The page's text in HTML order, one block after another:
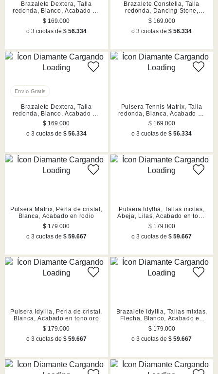
Brazalete Dextera, Talla
redonda, Blanco, Acabado en
tono oro
$ 169.000
o 3 cuotas de $ 56.334
Brazalete Constella, Talla
redonda, Dancing Stone,
Blanco, Acabado en rodio
$ 169.000
o 3 cuotas de$ 56.334
Brazalete Dextera, Talla
redonda, Blanco, Acabado en
rodio
$ 169.000
o 3 cuotas de $ 56.334
Pulsera Tennis Matrix, Talla
redonda, Blanca, Acabado en
rodio
$ 169.000
o 3 cuotas de$ 56.334
Pulsera Matrix, Perla de cristal,
Blanca, Acabado en rodio
$ 179.000
o 3 cuotas de $ 59.667
Pulsera Idyllia, Tallas mixtas,
Abeja, Lilas, Acabado en tono
oro
$ 179.000
o 3 cuotas de$ 59.667
Pulsera Idyllia, Perla de cristal,
Blanca, Acabado en tono oro
$ 179.000
o 3 cuotas de $ 59.667
Brazalete Idyllia, Tallas mixtas,
Flecha, Blanco, Acabado en
rodio
$ 179.000
o 3 cuotas de$ 59.667